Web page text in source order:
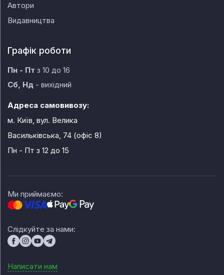
Автори
Видавництва
Графік роботи
Пн - Пт з 10 до 16
Сб, Нд - вихідний
Адреса самовивозу:
м. Київ, вул. Велика
Васильківська, 74 (офіс 8)
Пн - Пт з 12 до 15
Ми приймаємо:
Слідкуйте за нами:
Написати нам